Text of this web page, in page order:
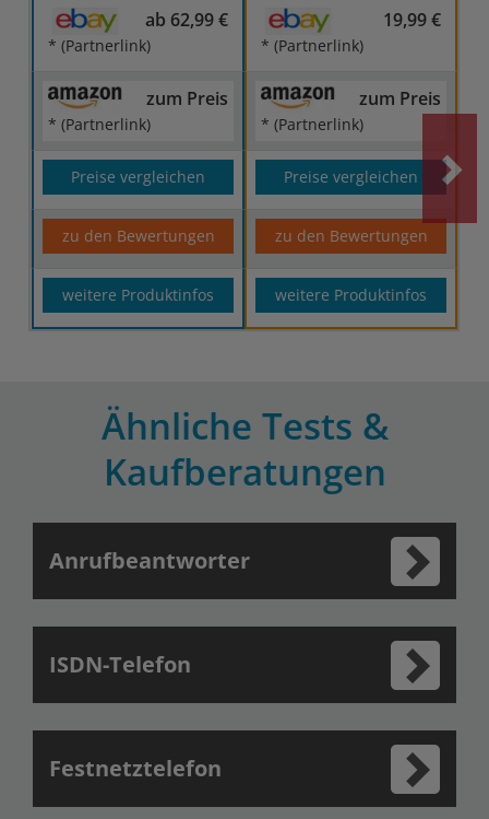
ab 62,99 €
* (Partnerlink)
19,99 €
* (Partnerlink)
zum Preis
* (Partnerlink)
zum Preis
* (Partnerlink)
Preise vergleichen Preise vergleichen
zu den Bewertungen zu den Bewertungen
weitere Produktinfos weitere Produktinfos
Ähnliche Tests &
Kaufberatungen
Anrufbeantworter
ISDN-Telefon
Festnetztelefon